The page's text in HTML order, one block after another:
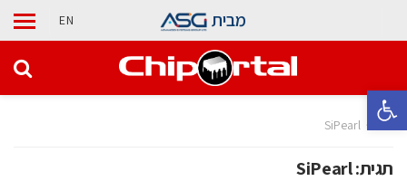
פתח סרגל נגישות
מבית EN
בית SiPearl
תגית:SiPearl